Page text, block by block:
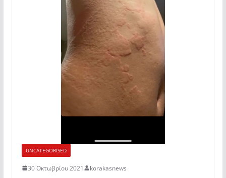
UNCATEGORISED
30 Οκτωβρίου 2021 korakasnews